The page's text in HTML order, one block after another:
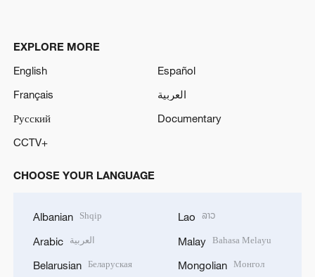
EXPLORE MORE
English
Español
Français
العربية
Русский
Documentary
CCTV+
CHOOSE YOUR LANGUAGE
Albanian Shqip
Arabic العربية
Belarusian Беларуская
Lao ລາວ
Malay Bahasa Melayu
Mongolian Монгол